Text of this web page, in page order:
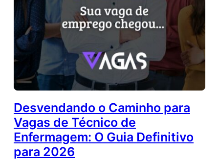
Desvendando o Caminho para
Vagas de Técnico de
Enfermagem: O Guia Definitivo
para 2026